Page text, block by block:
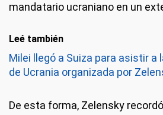
mandatario ucraniano en un
Leé también
Milei llegó a Suiza para asistir a
de Ucrania organizada por
De esta forma, Zelensky